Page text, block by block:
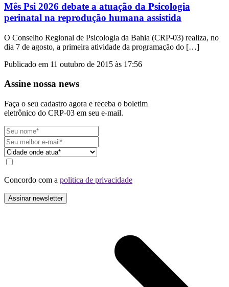
Mês Psi 2026 debate a atuação da Psicologia
perinatal na reprodução humana assistida
O Conselho Regional de Psicologia da Bahia (CRP-03) realiza, no
dia 7 de agosto, a primeira atividade da programação do […]
Publicado em 11 outubro de 2015 às 17:56
Assine nossa news
Faça o seu cadastro agora e receba o boletim
eletrônico do CRP-03 em seu e-mail.
Concordo com a politica de privacidade